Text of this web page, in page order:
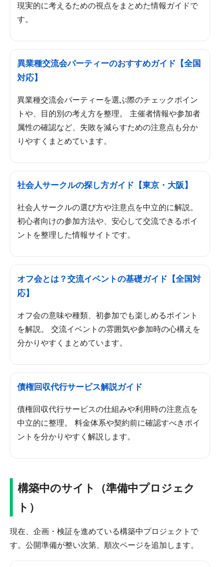
現実的に考えるための視点をまとめた情報ガイドで
す。
異業種交流会パーティーのおすすめガイド【全国
対応】
異業種交流会パーティーを選ぶ際のチェックポイン
トや、目的別の考え方を整理。 主催者情報や参加者
属性の確認など、失敗を減らすための注意点も分か
りやすくまとめています。
社会人サークルの探し方ガイド【東京・大阪】
社会人サークルの選び方や注意点を中立的に解説。
初心者向けの参加方法や、安心して交流できるポイ
ントを整理した情報サイトです。
オフ会とは？交流イベントの基礎ガイド【全国対
応】
オフ会の意味や種類、初参加でも楽しめるポイント
を解説。 交流イベントの雰囲気や参加時の心構えを
分かりやすくまとめています。
債権回収代行サービス解説ガイド
債権回収代行サービスの仕組みや利用時の注意点を
中立的に整理。 料金体系や契約前に確認すべきポイ
ントを分かりやすく解説します。
構築中のサイト（準備中プロジェク
ト）
現在、企画・検証を進めている構築中プロジェクトで
す。公開準備が整い次第、順次ページを追加します。